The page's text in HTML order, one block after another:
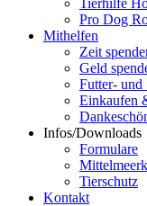
Pro Dog
Mithelfen
Zeit
Geld
Futter- und
Einkaufen
Infos/Downloads
Formulare
Tierschutz
Kontakt